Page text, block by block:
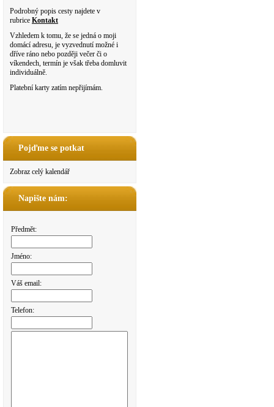
Podrobný popis cesty najdete v
rubrice Kontakt
Vzhledem k tomu, že se jedná o moji
domácí adresu, je vyzvednutí možné i
dříve ráno nebo později večer či o
víkendech, termín je však třeba domluvit
individuálně.
Platební karty zatím nepřijímám.
Pojďme se potkat
Zobraz celý kalendář
Napište nám:
Předmět:
Jméno:
Váš email:
Telefon: